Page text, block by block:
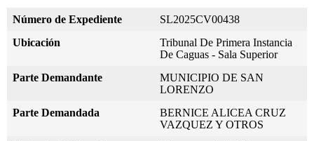
Número de Expediente
SL2025CV00438
Ubicación
Tribunal De Primera Instancia
De Caguas - Sala Superior
Parte Demandante
MUNICIPIO DE SAN
LORENZO
Parte Demandada
BERNICE ALICEA CRUZ
VAZQUEZ Y OTROS